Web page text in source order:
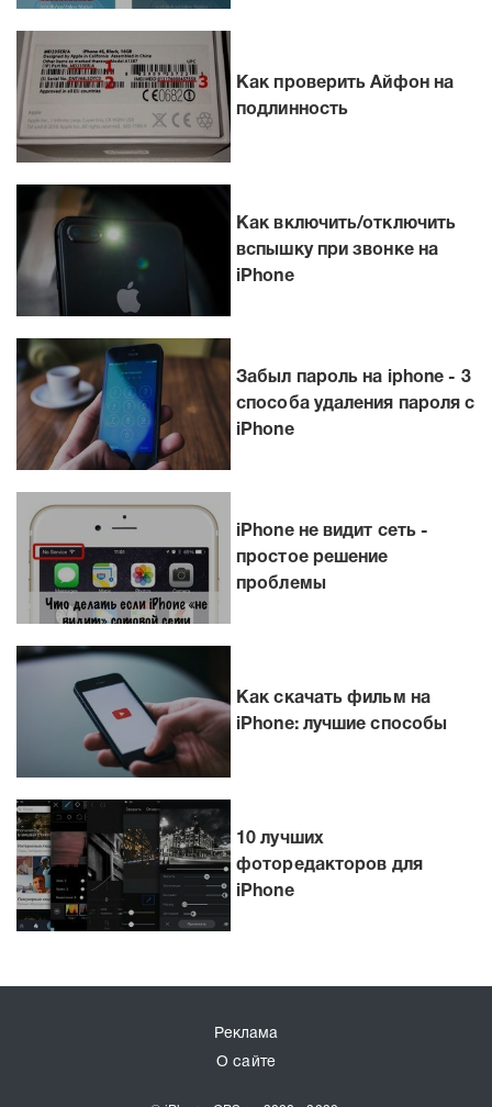
Как проверить Айфон на
подлинность
Как включить/отключить
вспышку при звонке на
iPhone
Забыл пароль на iphone - 3
способа удаления пароля с
iPhone
iPhone не видит сеть -
простое решение
проблемы
Как скачать фильм на
iPhone: лучшие способы
10 лучших
фоторедакторов для
iPhone
Реклама
О сайте